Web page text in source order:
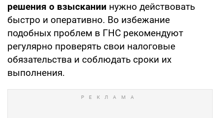
решения о взыскании нужно действовать
быстро и оперативно. Во избежание
подобных проблем в ГНС рекомендуют
регулярно проверять свои налоговые
обязательства и соблюдать сроки их
выполнения.